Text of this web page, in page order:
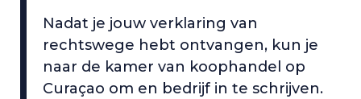
Nadat je jouw verklaring van
rechtswege hebt ontvangen, kun je
naar de kamer van koophandel op
Curaçao om en bedrijf in te schrijven.